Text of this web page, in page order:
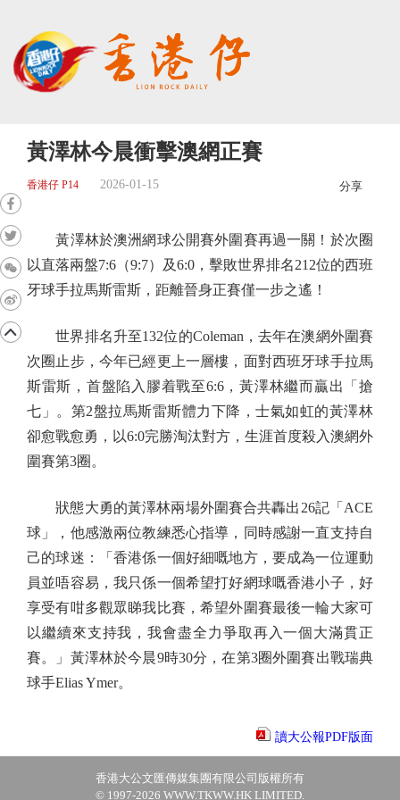
黃澤林今晨衝擊澳網正賽
香港仔 P14 2026-01-15 分享
黃澤林於澳洲網球公開賽外圍賽再過一關！於次圈
以直落兩盤7:6（9:7）及6:0，擊敗世界排名212位的西班
牙球手拉馬斯雷斯，距離晉身正賽僅一步之遙！
世界排名升至132位的Coleman，去年在澳網外圍賽
次圈止步，今年已經更上一層樓，面對西班牙球手拉馬
斯雷斯，首盤陷入膠着戰至6:6，黃澤林繼而贏出「搶
七」。第2盤拉馬斯雷斯體力下降，士氣如虹的黃澤林
卻愈戰愈勇，以6:0完勝淘汰對方，生涯首度殺入澳網外
圍賽第3圈。
狀態大勇的黃澤林兩場外圍賽合共轟出26記「ACE
球」，他感激兩位教練悉心指導，同時感謝一直支持自
己的球迷：「香港係一個好細嘅地方，要成為一位運動
員並唔容易，我只係一個希望打好網球嘅香港小子，好
享受有咁多觀眾睇我比賽，希望外圍賽最後一輪大家可
以繼續來支持我，我會盡全力爭取再入一個大滿貫正
賽。」黃澤林於今晨9時30分，在第3圈外圍賽出戰瑞典
球手Elias Ymer。
讀大公報PDF版面
香港大公文匯傳媒集團有限公司版權所有
© 1997-2026 WWW.TKWW.HK LIMITED.